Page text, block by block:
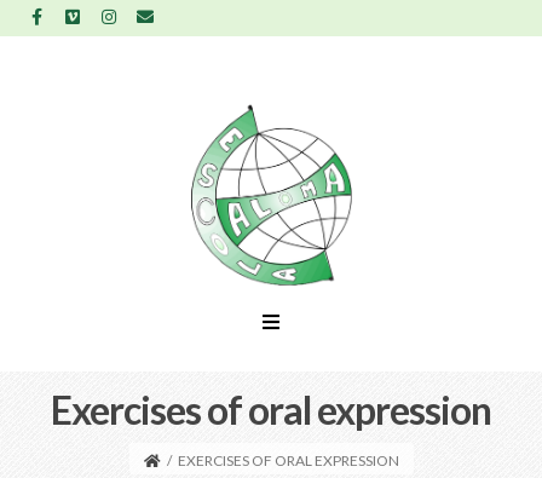
Exercises of oral expression
/ EXERCISES OF ORAL EXPRESSION